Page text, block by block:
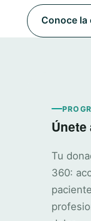
Conoce la
Tu
360: